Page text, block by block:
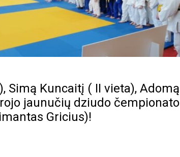
Simą Kuncaitį ( II vieta), Adomą
jaunučių dziudo čempionato
Gricius)!